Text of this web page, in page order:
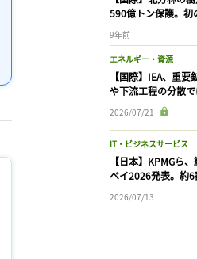
590億トン保護。初
9年前
エネルギー・資源
【国際】IEA、重
や下流工程の分散
2026/07/21
IT・ビジネスサービス
【日本】KPMGら
ベイ2026発表。約
2026/07/13